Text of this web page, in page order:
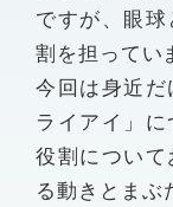
ですが、眼
割を担ってい
今回は身近
ライアイ」
役割につい
る動きとまぶ